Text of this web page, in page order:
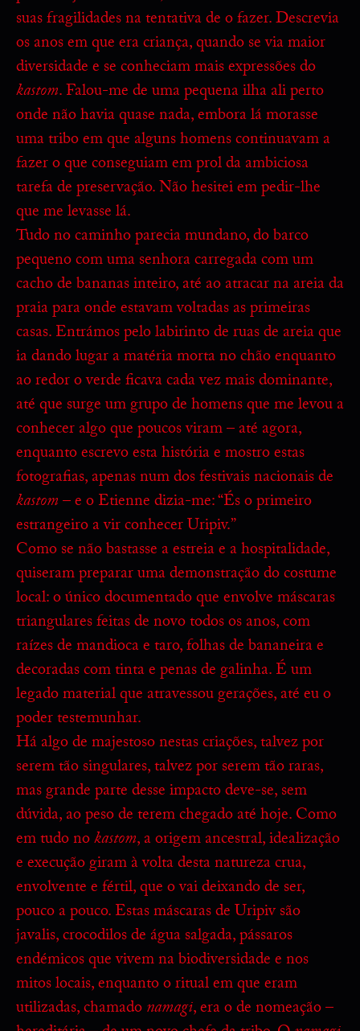
suas fragilidades na tentativa de o fazer. Descrevia
os anos em que era criança, quando se via maior
diversidade e se conheciam mais expressões do
kastom. Falou-me de uma pequena ilha ali perto
onde não havia quase nada, embora lá morasse
uma tribo em que alguns homens continuavam a
fazer o que conseguiam em prol da ambiciosa
tarefa de preservação. Não hesitei em pedir-lhe
que me levasse lá.
Tudo no caminho parecia mundano, do barco
pequeno com uma senhora carregada com um
cacho de bananas inteiro, até ao atracar na areia da
praia para onde estavam voltadas as primeiras
casas. Entrámos pelo labirinto de ruas de areia que
ia dando lugar a matéria morta no chão enquanto
ao redor o verde ficava cada vez mais dominante,
até que surge um grupo de homens que me levou a
conhecer algo que poucos viram – até agora,
enquanto escrevo esta história e mostro estas
fotografias, apenas num dos festivais nacionais de
kastom– e o Etienne dizia-me: “És o primeiro
estrangeiro a vir conhecer Uripiv.”
Como se não bastasse a estreia e a hospitalidade,
quiseram preparar uma demonstração do costume
local: o único documentado que envolve máscaras
triangulares feitas de novo todos os anos, com
raízes de mandioca e taro, folhas de bananeira e
decoradas com tinta e penas de galinha. É um
legado material que atravessou gerações, até eu o
poder testemunhar.
Há algo de majestoso nestas criações, talvez por
serem tão singulares, talvez por serem tão raras,
mas grande parte desse impacto deve-se, sem
dúvida, ao peso de terem chegado até hoje. Como
em tudo nokastom, a origem ancestral, idealização
e execução giram à volta desta natureza crua,
envolvente e fértil, que o vai deixando de ser,
pouco a pouco. Estas máscaras de Uripiv são
javalis, crocodilos de água salgada, pássaros
endémicos que vivem na biodiversidade e nos
mitos locais, enquanto o ritual em que eram
utilizadas, chamadonamagi, era o de nomeação –